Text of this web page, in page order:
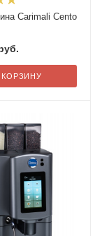
Carimali Cento
КОРЗИНУ